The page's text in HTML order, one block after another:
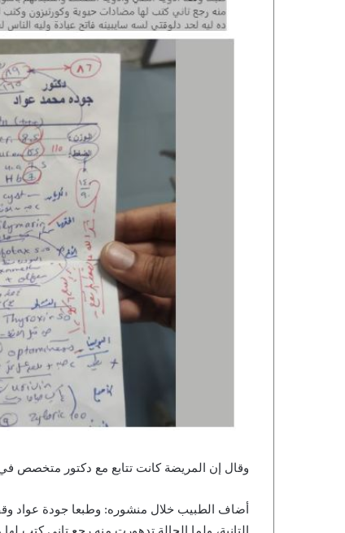
وقال إن المريضة كانت تتابع مع دكتور متخصص
أضاف الطبيب خلال منشوره: وطبعا جودة عواد